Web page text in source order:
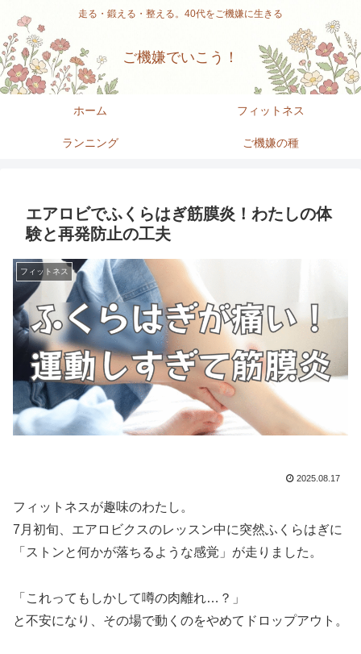
走る・鍛える・整える。40代をご機嫌に生きる
ご機嫌でいこう！
ホーム フィットネス
ランニング ご機嫌の種
エアロビでふくらはぎ筋膜炎！わたしの体
験と再発防止の工夫
フィットネス
2025.08.17
フィットネスが趣味のわたし。
7月初旬、エアロビクスのレッスン中に突然ふくらはぎに
「ストンと何かが落ちるような感覚」が走りました。
「これってもしかして噂の肉離れ…？」
と不安になり、その場で動くのをやめてドロップアウト。